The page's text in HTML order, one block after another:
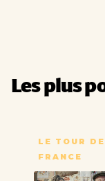
Les plus
LE TOUR DE
FRANCE